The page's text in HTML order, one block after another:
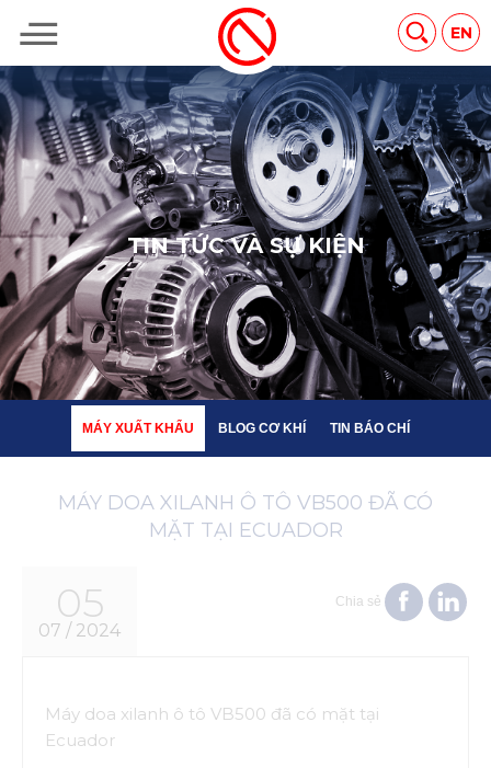
EN
BLOG CƠ KHÍ TIN BÁO CHÍ
TIN TỨC VÀ SỰ KIỆN
MÁY XUẤT KHẨU BLOG CƠ KHÍ TIN BÁO CHÍ
MÁY DOA XILANH Ô TÔ VB500 ĐÃ CÓ
MẶT TẠI ECUADOR
05
07 / 2024
Chia sẻ
Máy doa xilanh ô tô VB500 đã có mặt tại
Ecuador